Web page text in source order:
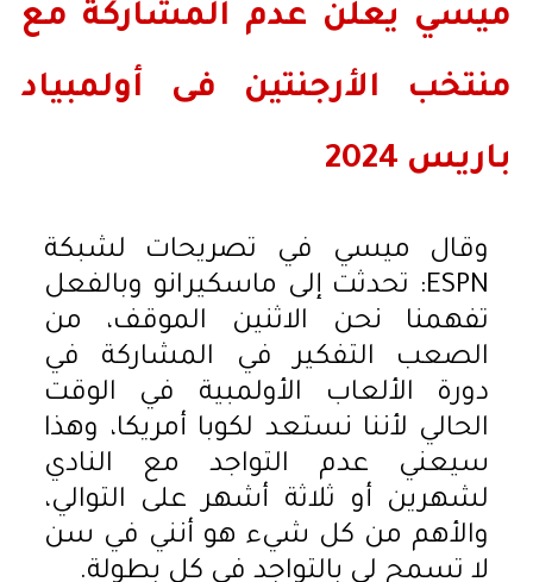
ميسي يعلن عدم المشاركة مع
منتخب الأرجنتين فى أولمبياد
باريس 2024
وقال ميسي في تصريحات لشبكة
ESPN: تحدثت إلى ماسكيرانو وبالفعل
تفهمنا نحن الاثنين الموقف، من
الصعب التفكير في المشاركة في
دورة الألعاب الأولمبية في الوقت
الحالي لأننا نستعد لكوبا أمريكا، وهذا
سيعني عدم التواجد مع النادي
لشهرين أو ثلاثة أشهر على التوالي،
والأهم من كل شيء هو أنني في سن
لا تسمح لي بالتواجد في كل بطولة.